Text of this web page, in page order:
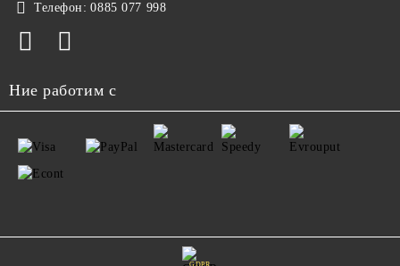
Телефон: 0885 077 998
Ние работим с
GDPR